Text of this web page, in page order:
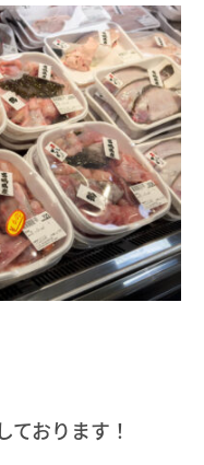
ております！